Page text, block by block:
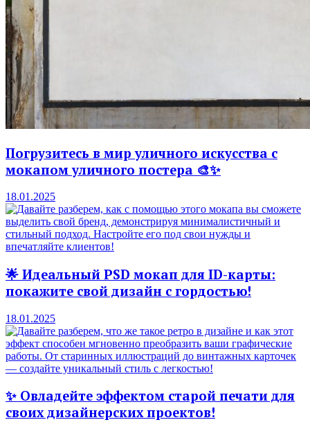
Погрузитесь в мир уличного искусства с
мокапом уличного постера 🎨✨
18.01.2025
🌟 Идеальный PSD мокап для ID-карты:
покажите свой дизайн с гордостью!
18.01.2025
✨ Овладейте эффектом старой печати для
своих дизайнерских проектов!